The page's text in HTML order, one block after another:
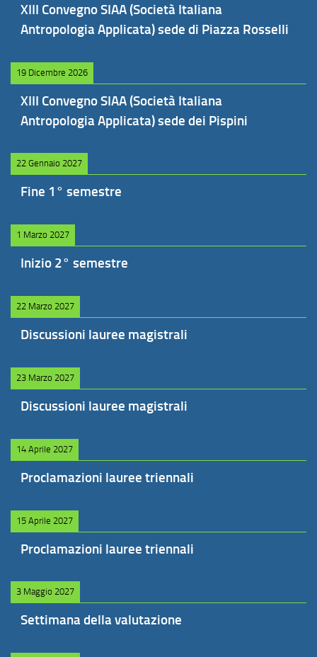
XIII Convegno SIAA (Società Italiana
Antropologia Applicata) sede di Piazza Rosselli
19 Dicembre 2026
XIII Convegno SIAA (Società Italiana
Antropologia Applicata) sede dei Pispini
22 Gennaio 2027
Fine 1° semestre
1 Marzo 2027
Inizio 2° semestre
22 Marzo 2027
Discussioni lauree magistrali
23 Marzo 2027
Discussioni lauree magistrali
14 Aprile 2027
Proclamazioni lauree triennali
15 Aprile 2027
Proclamazioni lauree triennali
3 Maggio 2027
Settimana della valutazione